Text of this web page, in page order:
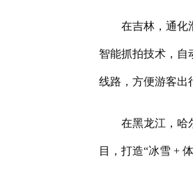
在吉林，通化
智能抓拍技术，自
线路，方便游客出
在黑龙江，哈
目，打造“冰雪 +